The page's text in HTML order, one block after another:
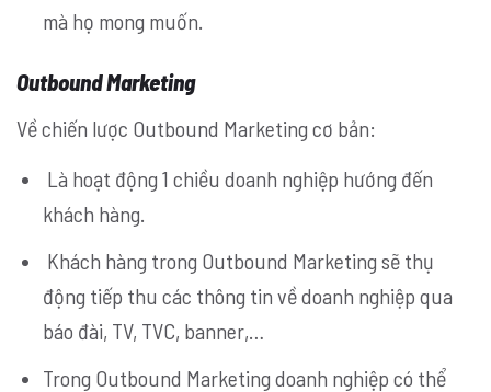
mà họ mong muốn.
Outbound Marketing
Về chiến lược Outbound Marketing cơ bản:
Là hoạt động 1 chiều doanh nghiệp hướng đến
khách hàng.
Khách hàng trong Outbound Marketing sẽ thụ
động tiếp thu các thông tin về doanh nghiệp qua
báo đài, TV, TVC, banner,…
Trong Outbound Marketing doanh nghiệp có thể